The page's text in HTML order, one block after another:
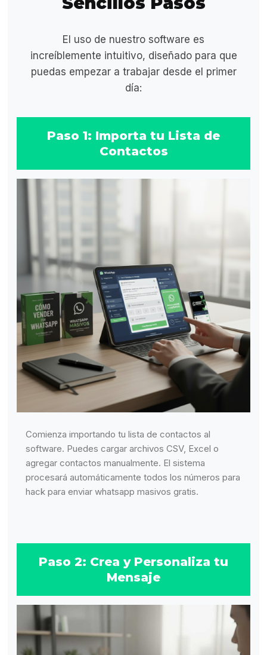
El uso de nuestro software es
increíblemente intuitivo, diseñado para que
puedas empezar a trabajar desde el primer
día:
Paso 1: Importa tu Lista de
Contactos
Comienza importando tu lista de contactos al
software. Puedes cargar archivos CSV, Excel o
agregar contactos manualmente. El sistema
procesará automáticamente todos los números para
hack para enviar whatsapp masivos gratis.
Paso 2: Crea y Personaliza tu
Mensaje